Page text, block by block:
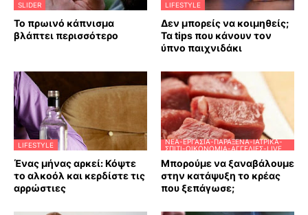
SLIDER
Το πρωινό κάπνισμα
βλάπτει περισσότερο
LIFESTYLE
Δεν μπορείς να κοιμηθείς;
Τα tips που κάνουν τον
ύπνο παιχνιδάκι
LIFESTYLE
Ένας μήνας αρκεί: Κόψτε
το αλκοόλ και κερδίστε τις
αρρώστιες
ΝΈΑ-ΕΡΓΑΣΊΑ-ΠΑΡΆΞΕΝΑ-ΙΑΤΡΙΚΆ-
ΣΠΊΤΙ-ΟΙΚΟΝΟΜΊΑ-ΑΓΓΕΛΊΕΣ-LIVE
Μπορούμε να ξαναβάλουμε
στην κατάψυξη το κρέας
που ξεπάγωσε;